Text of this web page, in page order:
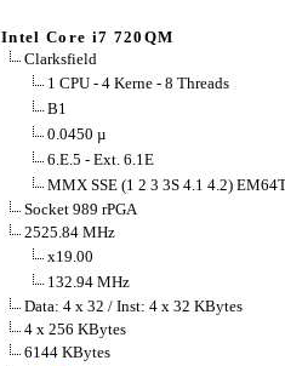
Intel Core i7 720QM
Clarksfield
1 CPU - 4 Kerne - 8 Threads
B1
0.0450 µ
6.E.5 - Ext. 6.1E
MMX SSE (1 2 3 3S 4.1 4.2)
Socket 989 rPGA
2525.84 MHz
x19.00
132.94 MHz
Data: 4 x 32 / Inst: 4 x 32 KBytes
4 x 256 KBytes
6144 KBytes